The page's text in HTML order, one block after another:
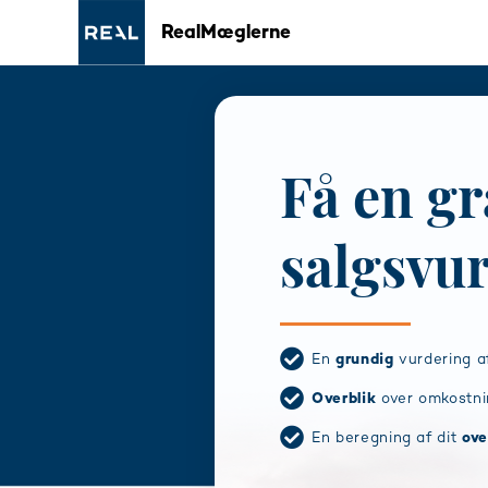
RealMæglerne
Få en
En grundig vurdering
Overblik over
En beregning af dit